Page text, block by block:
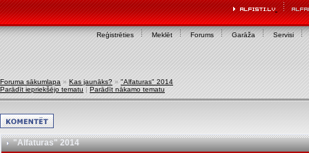
Reģistrēties Meklēt Forums Garāža Servisi
Foruma sākumlapa » Kas jaunāks? » "Alfaturas" 2014
Parādīt iepriekšējo tematu | Parādīt nākamo tematu
"Alfaturas" 2014